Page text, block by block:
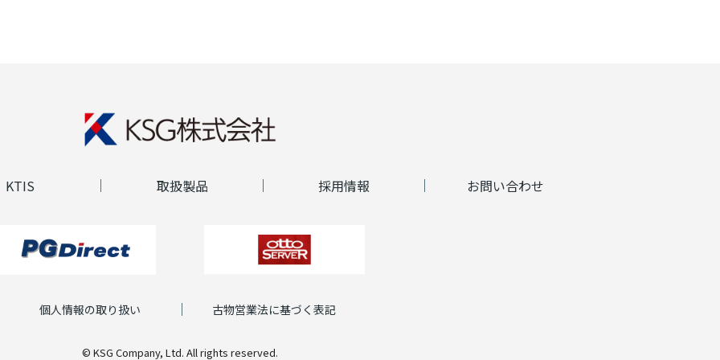
KTIS 取扱製品 採用情報 お問い合わせ
個人情報の取り扱い 古物営業法に基づく表記
© KSG Company, Ltd. All rights reserved.